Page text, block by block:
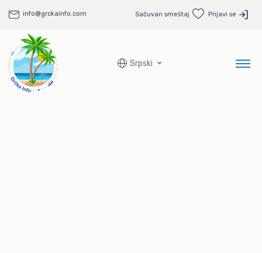
info@grckainfo.com Sačuvan smeštaj Prijavi se
Srpski